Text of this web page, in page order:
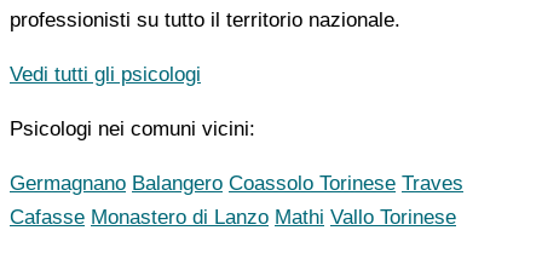
professionisti su tutto il territorio nazionale.
Vedi tutti gli psicologi
Psicologi nei comuni vicini:
Germagnano Balangero Coassolo Torinese Traves
Cafasse Monastero di Lanzo Mathi Vallo Torinese